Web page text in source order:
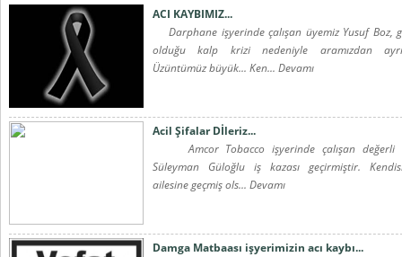
ACI KAYBIMIZ...
Darphane işyerinde çalışan üyemiz Yusuf Boz,
olduğu kalp krizi nedeniyle aramızdan
Üzüntümüz büyük... Ken... Devamı
Acil Şifalar Dİleriz...
Amcor Tobacco işyerinde çalışan değerli
Süleyman Güloğlu iş kazası geçirmiştir.
ailesine geçmiş ols... Devamı
Damga Matbaası işyerimizin acı kaybı...